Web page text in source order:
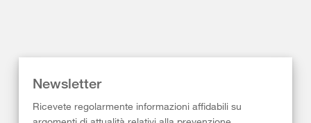
Newsletter
Ricevete regolarmente informazioni affidabili su